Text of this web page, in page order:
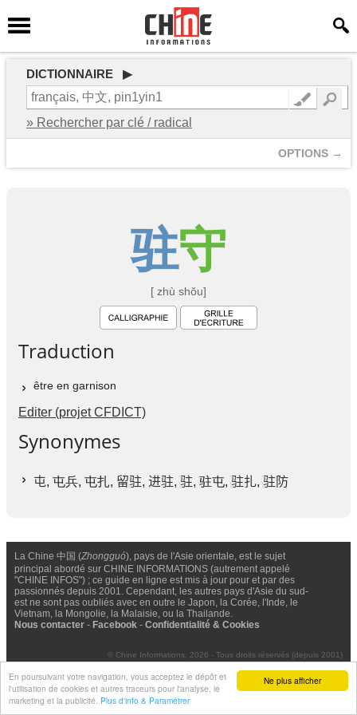
Ne plus afficher
En poursuivant votre navigation, vous acceptez le dépôt et
l'utilisation de cookies et autres traceurs pour l'analyse, le
marketing et la publicité. Plus d'info & Paramétrer
DICTIONNAIRE ▶
» Rechercher par clé / radical
OPTIONS →
驻守
[ zhù shǒu]
Traduction
être en garnison
Editer (projet CFDICT)
Synonymes
屯, 屯兵, 屯扎, 留驻, 进驻, 驻, 驻屯, 驻扎, 驻防
La Chine 中国 (Zhongguó), pays de l'Asie orientale, est le sujet
principal abordé sur CHINE INFORMATIONS (autrement appelé
"CHINE INFOS") ; ce guide en ligne est mis à jour pour et par des
passionnés depuis 2001. Cependant, les autres pays d'Asie du sud-
est ne sont pas oubliés avec en outre le Japon, la Corée, l'Inde, le
Vietnam, la Mongolie, la Malaisie, ou la Thailande.
Nous contacter - Facebook - Confidentialité & Cookies
© Chine Informations, 2026 - Tous droits réservés (depuis 2001)